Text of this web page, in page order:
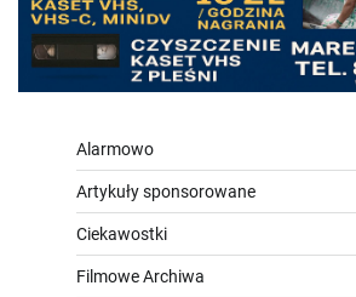
Alarmowo
Artykuły sponsorowane
Ciekawostki
Filmowe Archiwa